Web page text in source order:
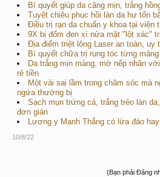
Bí quyết giúp da căng mịn, trắng
Tuyệt chiêu phục hồi làn da hư tổn
Điều trị rạn da chuẩn y khoa tại viện
9X bị đốm đen xì nửa mặt "lột xác"
Địa điểm triệt lông Laser an toàn, uy
Bí quyết chữa trị rụng tóc từng
Da trắng mịn màng, mờ nếp nhăn
rẻ tiền
Một vài sai lầm trong chăm sóc mà
ngứa thường bị
Sạch mụn trứng cá, trắng trẻo làn
đơn giản
Lương y Mạnh Thắng có lừa đảo
10/8/22
(Bạn phải Đăng